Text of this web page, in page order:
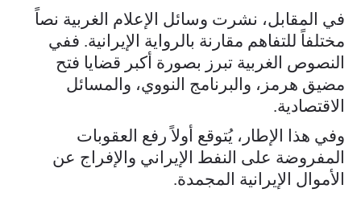
في المقابل، نشرت وسائل الإعلام الغربية نصاً
مختلفاً للتفاهم مقارنة بالرواية الإيرانية. ففي
النصوص الغربية تبرز بصورة أكبر قضايا فتح
مضيق هرمز، والبرنامج النووي، والمسائل
الاقتصادية.
وفي هذا الإطار، يُتوقع أولاً رفع العقوبات
المفروضة على النفط الإيراني والإفراج عن
الأموال الإيرانية المجمدة.